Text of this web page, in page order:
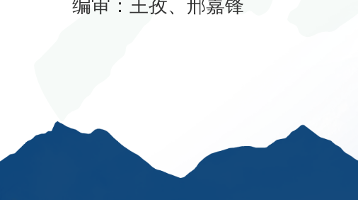
编审：王孜、邢嘉锋